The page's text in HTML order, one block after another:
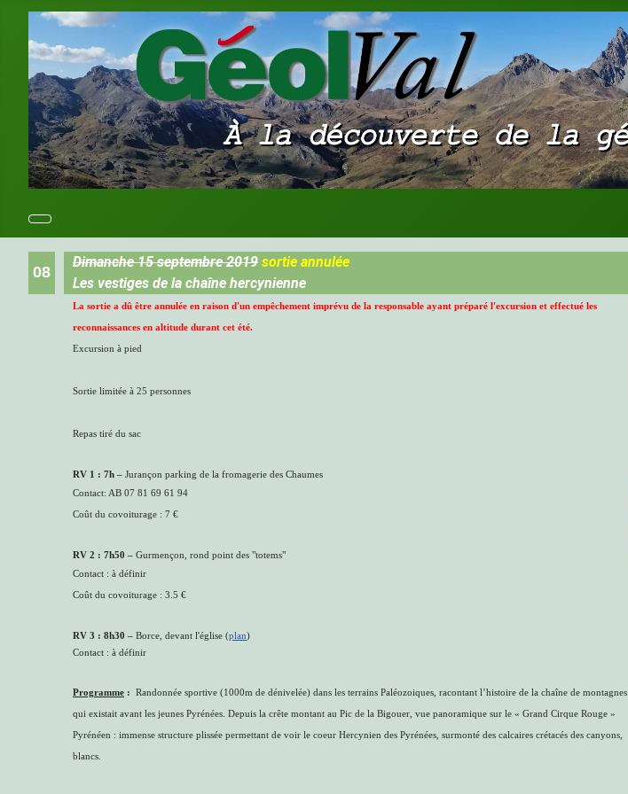
08
Dimanche 15 septembre 2019 sortie annulée
Les vestiges de la chaîne hercynienne
La sortie a dû être annulée en raison d'un empêchement imprévu de la responsable ayant préparé l'excursion et effectué les
reconnaissances en altitude durant cet été.
Excursion à pied
Sortie limitée à 25 personnes
Repas tiré du sac
RV 1 : 7h – Jurançon parking de la fromagerie des Chaumes
Contact: AB 07 81 69 61 94
Coût du covoiturage : 7 €
RV 2 : 7h50 – Gurmençon, rond point des "totems"
Contact : à définir
Coût du covoiturage : 3.5 €
RV 3 : 8h30 – Borce, devant l'église (plan)
Contact : à définir
Programme : Randonnée sportive (1000m de dénivelée) dans les terrains Paléozoiques, racontant l’histoire de la chaîne de montagnes
qui existait avant les jeunes Pyrénées. Depuis la crête montant au Pic de la Bigouer, vue panoramique sur le « Grand Cirque Rouge »
Pyrénéen : immense structure plissée permettant de voir le coeur Hercynien des Pyrénées, surmonté des calcaires crétacés des canyons,
blancs.